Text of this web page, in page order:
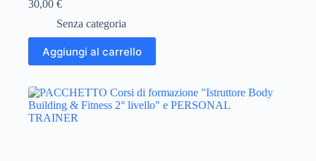
30,00 €
Senza categoria
Aggiungi al carrello